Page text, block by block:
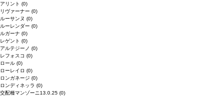
アリント (0)
リヴァーナー (0)
ルーサンヌ (0)
ルーレンダー (0)
ルガーナ (0)
レゲント (0)
アルテジーノ (0)
レフォスコ (0)
ロール (0)
ローレイロ (0)
ロンガネージ (0)
ロンディネッラ (0)
交配種マンゾーニ13.0.25 (0)